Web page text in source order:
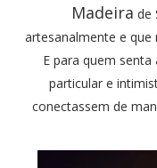
Madeira de
artesanalmente e
E para quem
particular e
conectassem de